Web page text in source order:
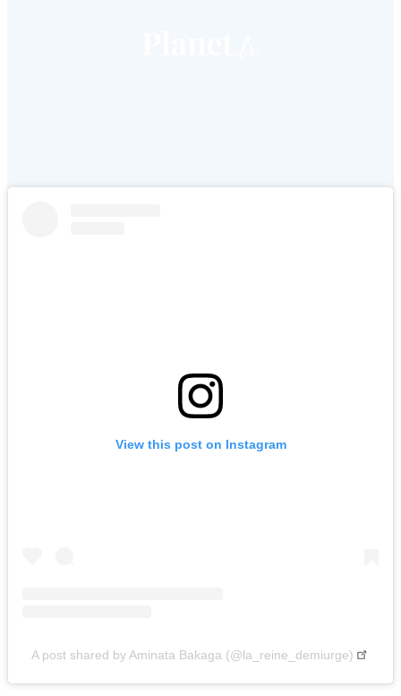
View this post on Instagram
A post shared by Aminata Bakaga (@la_reine_demiurge)